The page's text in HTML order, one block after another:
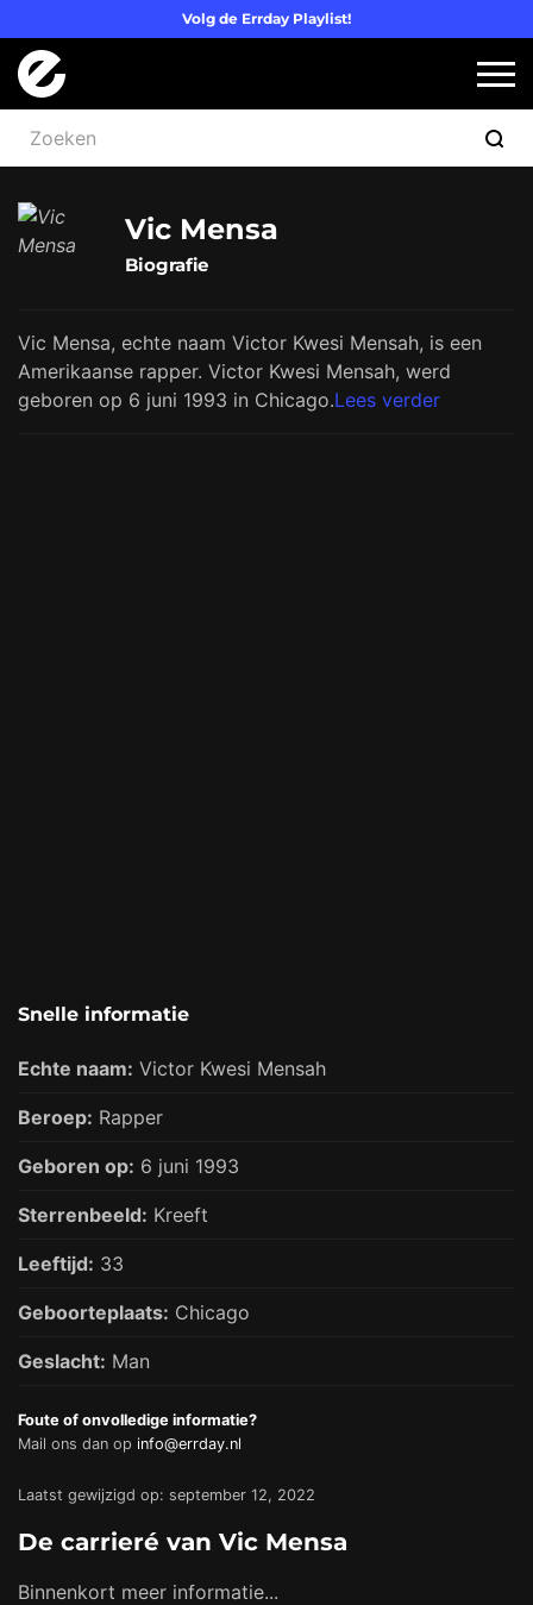
Volg de Errday Playlist!
Vic Mensa
Biografie
Vic Mensa, echte naam Victor Kwesi Mensah, is een
Amerikaanse rapper. Victor Kwesi Mensah, werd
geboren op 6 juni 1993 in Chicago.Lees verder
Snelle informatie
Echte naam: Victor Kwesi Mensah
Beroep: Rapper
Geboren op: 6 juni 1993
Sterrenbeeld: Kreeft
Leeftijd: 33
Geboorteplaats: Chicago
Geslacht: Man
Foute of onvolledige informatie?
Mail ons dan op info@errday.nl
Laatst gewijzigd op: september 12, 2022
De carrieré van Vic Mensa
Binnenkort meer informatie...